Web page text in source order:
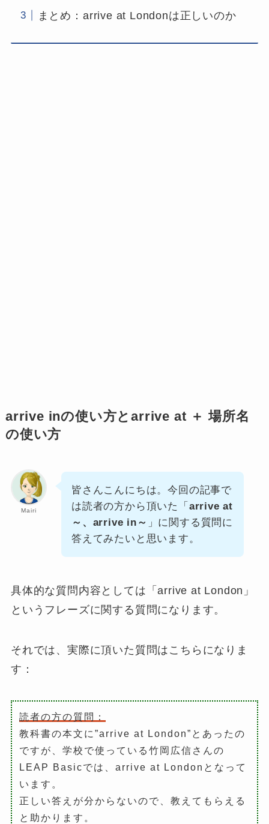
まとめ：arrive at Londonは正しいのか
arrive inの使い方とarrive at ＋ 場所名
の使い方
Mairi
皆さんこんにちは。今回の記事で
は読者の方から頂いた「 arrive at
～、arrive in～ 」に関する質問に
答えてみたいと思います。
具体的な質問内容としては「arrive at London 」
というフレーズに関する質問になります。
それでは、実際に頂いた質問はこちらになりま
す：
読者の方の質問：
教科書の本文に”arrive at London”とあったの
ですが、学校で使っている竹岡広信さんの
LEAP Basicでは、arrive at Londonとなって
います。
正しい答えが分からないので、教えてもらえる
と助かります。